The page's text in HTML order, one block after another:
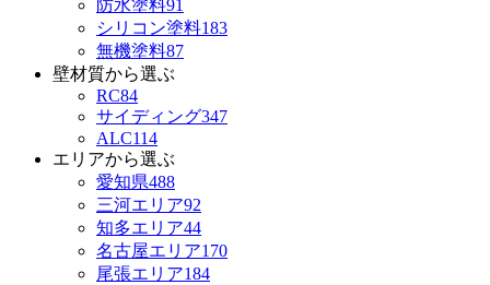
防水塗料91
シリコン塗料183
無機塗料87
壁材質から選ぶ
RC84
サイディング347
ALC114
エリアから選ぶ
愛知県488
三河エリア92
知多エリア44
名古屋エリア170
尾張エリア184